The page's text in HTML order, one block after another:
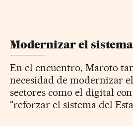
Modernizar el
En el encuentro, Maroto
necesidad de modernizar
sectores como el digital
"reforzar el sistema del